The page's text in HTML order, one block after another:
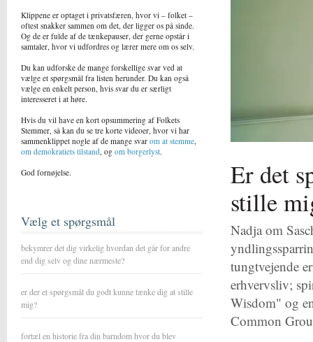
Klippene er optaget i privatsfæren, hvor vi – folket –
oftest snakker sammen om det, der ligger os på sinde.
Og de er fulde af de tænkepauser, der gerne opstår i
samtaler, hvor vi udfordres og lærer mere om os selv.
Du kan udforske de mange forskellige svar ved at
vælge et spørgsmål fra listen herunder. Du kan også
vælge en enkelt person, hvis svar du er særligt
interesseret i at høre.
Hvis du vil have en kort opsummering af Folkets
Stemmer, så kan du se tre korte videoer, hvor vi har
sammenklippet nogle af de mange svar om at stemme,
om demokratiets tilstand, og om borgerlyst.
God fornøjelse.
Vælg et spørgsmål
bekymrer det dig virkelig hvordan det går for andre
end dig selv og dine nærmeste?
er der et spørgsmål du godt kunne tænke dig at stille
mig?
fortæl en historie fra din barndom hvor du blev
Er det
stille
Nadja om
tungtvejende
erhvervsliv;
Wisdom" og
Common